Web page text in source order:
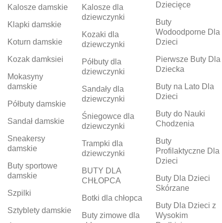
Kalosze damskie
Klapki damskie
Koturn damskie
Kozak damksiei
Mokasyny
damskie
Półbuty damskie
Sandał damskie
Sneakersy
damskie
Buty sportowe
damskie
Szpilki
Sztyblety damskie
Kalosze dla
dziewczynki
Kozaki dla
dziewczynki
Półbuty dla
dziewczynki
Sandały dla
dziewczynki
Śniegowce dla
dziewczynki
Trampki dla
dziewczynki
BUTY DLA
CHŁOPCA
Botki dla chłopca
Buty zimowe dla
Dziecięce
Buty
Wodoodporne Dla
Dzieci
Pierwsze Buty Dla
Dziecka
Buty na Lato Dla
Dzieci
Buty do Nauki
Chodzenia
Buty
Profilaktyczne Dla
Dzieci
Buty Dla Dzieci
Skórzane
Buty Dla Dzieci z
Wysokim